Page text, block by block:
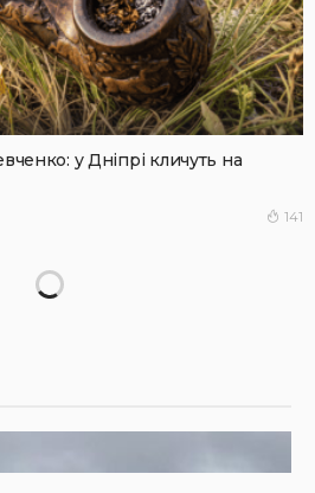
у Дніпрі кличуть на
141